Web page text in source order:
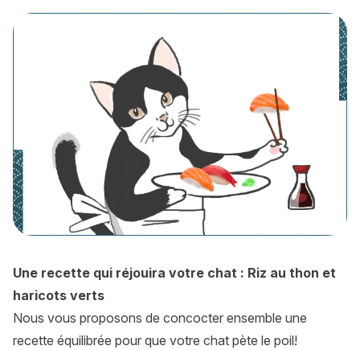
Une recette qui réjouira votre chat : Riz au thon et
haricots verts
Nous vous proposons de concocter ensemble une
recette équilibrée pour que votre chat pète le poil!